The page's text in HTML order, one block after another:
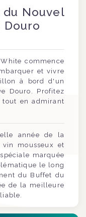
Nouvel
commence
et vivre
à bord d'un
Douro. Profitez
en admirant
année de la
mousseux et
marquée
le long
du Buffet du
de la meilleure